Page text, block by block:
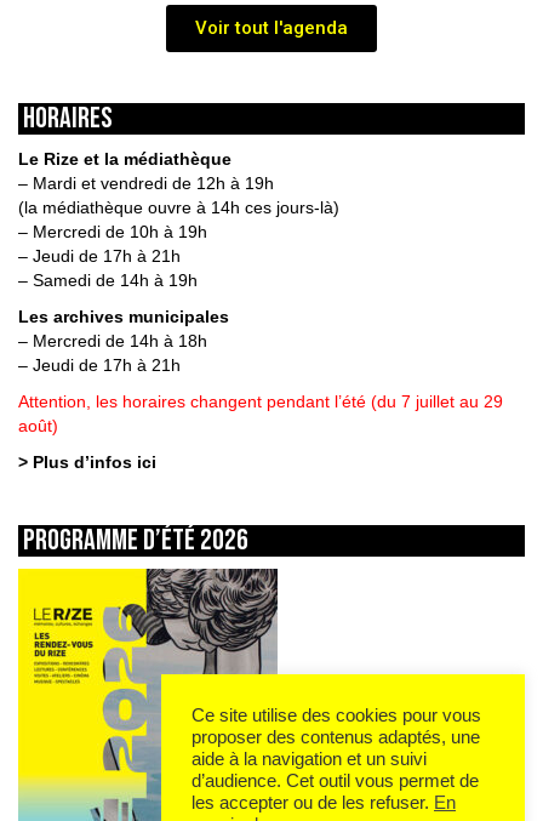
Voir tout l'agenda
HORAIRES
Le Rize et la médiathèque
– Mardi et vendredi de 12h à 19h
(la médiathèque ouvre à 14h ces jours-là)
– Mercredi de 10h à 19h
– Jeudi de 17h à 21h
– Samedi de 14h à 19h
Les archives municipales
– Mercredi de 14h à 18h
– Jeudi de 17h à 21h
Attention, les horaires changent pendant l’été (du 7 juillet au 29
août)
> Plus d’infos ici
Programme d’été 2026
Ce site utilise des cookies pour vous
proposer des contenus adaptés, une
aide à la navigation et un suivi
d’audience. Cet outil vous permet de
les accepter ou de les refuser. En